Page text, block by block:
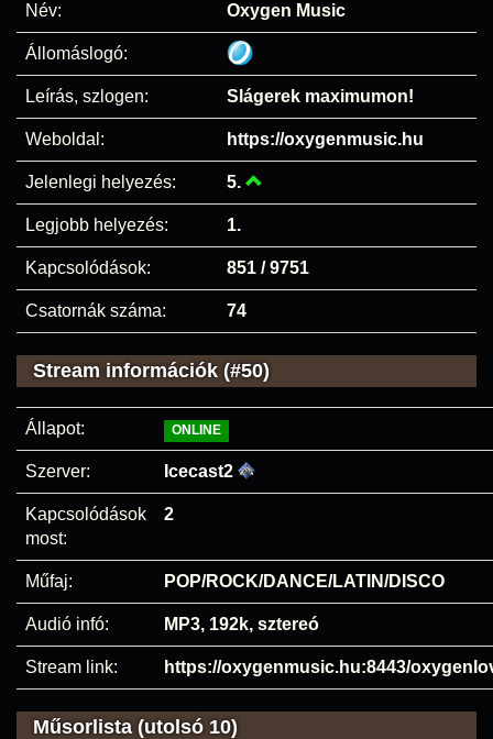
Név: Oxygen Music
Állomáslogó:
Leírás, szlogen: Slágerek maximumon!
Weboldal: https://oxygenmusic.hu
Jelenlegi helyezés: 5.
Legjobb helyezés: 1.
Kapcsolódások: 851 / 9751
Csatornák száma: 74
Stream információk (#50)
Állapot: ONLINE
Szerver: Icecast2
Kapcsolódások
most:
2
Műfaj: POP/ROCK/DANCE/LATIN/DISCO
Audió infó: MP3, 192k, sztereó
Stream link: https://oxygenmusic.hu:8443/
Műsorlista (utolsó 10)